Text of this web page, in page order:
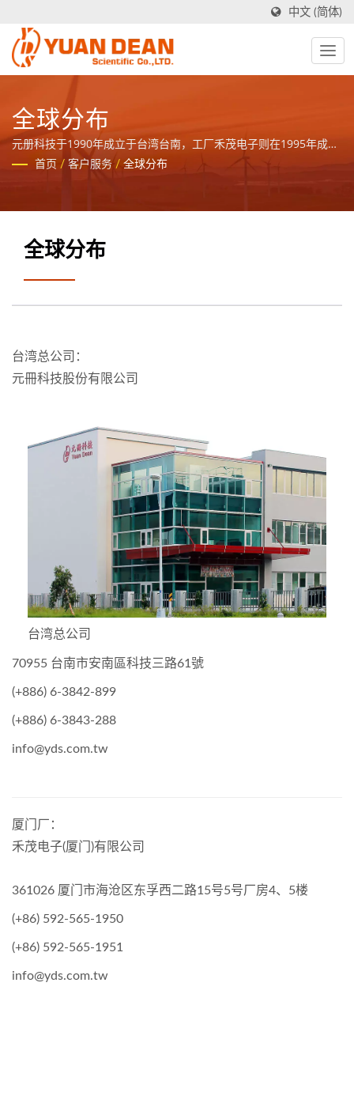
中文 (简体)
全球分布
元册科技于1990年成立于台湾台南，工厂禾茂电子则在1995年成立
于中国厦门，我们是业界领先的电源与磁性元件制造商并且拥有ISO
首页 / 客户服务 / 全球分布
全球分布
台湾总公司：
元冊科技股份有限公司
台湾总公司
70955 台南市安南區科技三路61號
(+886) 6-3842-899
(+886) 6-3843-288
info@yds.com.tw
厦门厂：
禾茂电子(厦门)有限公司
361026 厦门市海沧区东孚西二路15号5号厂房4、5楼
(+86) 592-565-1950
(+86) 592-565-1951
info@yds.com.tw